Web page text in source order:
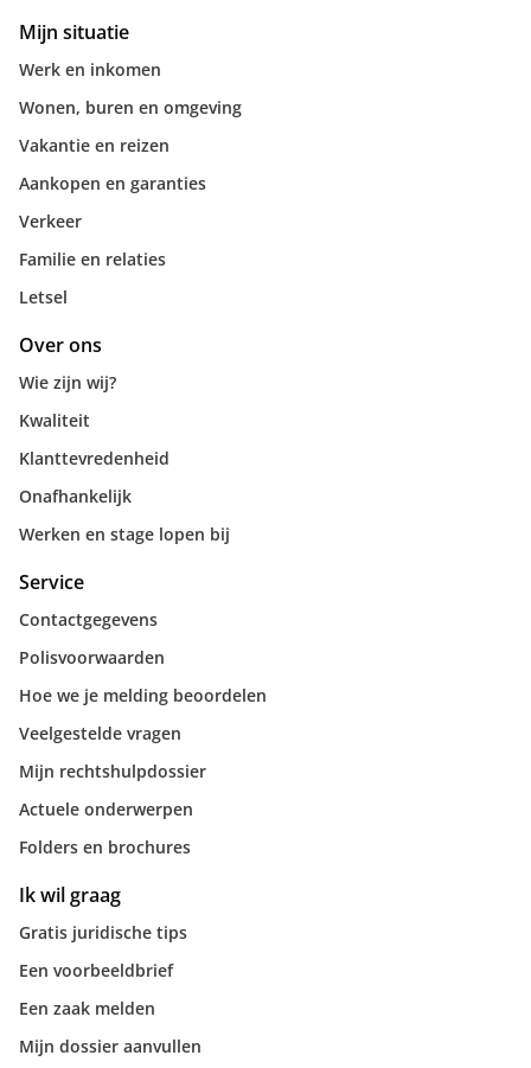
Mijn situatie
Werk en inkomen
Wonen, buren en omgeving
Vakantie en reizen
Aankopen en garanties
Verkeer
Familie en relaties
Letsel
Over ons
Wie zijn wij?
Kwaliteit
Klanttevredenheid
Onafhankelijk
Werken en stage lopen bij
Service
Contactgegevens
Polisvoorwaarden
Hoe we je melding beoordelen
Veelgestelde vragen
Mijn rechtshulpdossier
Actuele onderwerpen
Folders en brochures
Ik wil graag
Gratis juridische tips
Een voorbeeldbrief
Een zaak melden
Mijn dossier aanvullen